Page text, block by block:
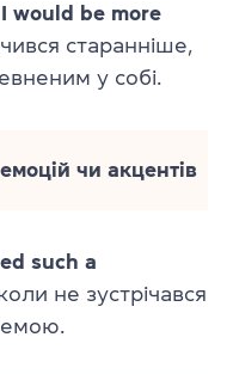
would be more
старанніше,
у собі.
чи акцентів
such a
не зустрічався